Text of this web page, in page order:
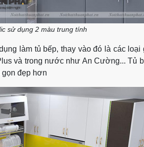
sử dụng 2 màu trung tính
làm tủ bếp, thay vào đó là các loại
và trong nước như An Cường... Tủ
gọn đẹp hơn